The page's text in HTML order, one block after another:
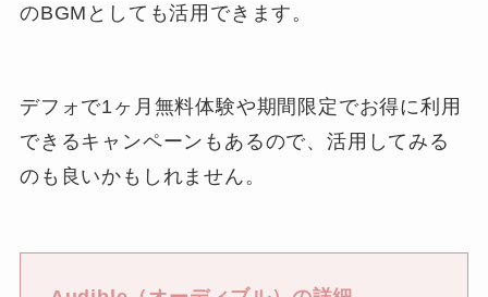
のBGMとしても活用できます。
デフォで1ヶ月無料体験や期間限定でお得に利用
できるキャンペーンもあるので、活用してみる
のも良いかもしれません。